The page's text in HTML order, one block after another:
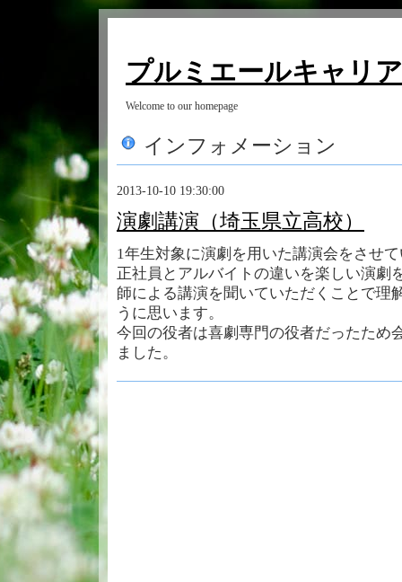
プルミエールキャリア
Welcome to our homepage
インフォメーション
2013-10-10 19:30:00
演劇講演（埼玉県立高校）
1年生対象に演劇を用いた講演会をさせ
正社員とアルバイトの違いを楽しい演劇
師による講演を聞いていただくことで理
うに思います。
今回の役者は喜劇専門の役者だったため
ました。